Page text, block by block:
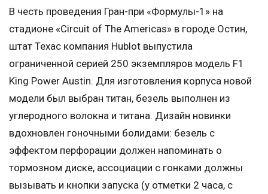
В честь проведения Гран-при «Формулы-1» на
стадионе «Circuit of The Americas» в городе Остин,
штат Техас компания Hublot выпустила
ограниченной серией 250 экземпляров модель F1
King Power Austin. Для изготовления корпуса новой
модели был выбран титан, безель выполнен из
углеродного волокна и титана. Дизайн новинки
вдохновлен гоночными болидами: безель с
эффектом перфорации должен напоминать о
тормозном диске, ассоциации с гонками должны
вызывать и кнопки запуска (у отметки 2 часа, с